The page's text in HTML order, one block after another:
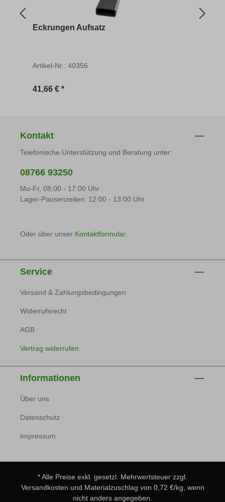
Eckrungen Aufsatz
Artikel-Nr.: 40356
Regulärer Preis:
41,66 € *
Kontakt
Telefonische Unterstützung und Beratung unter:
08766 93250
Mo-Fr, 08:00 - 17:00 Uhr
Lager-Pausenzeiten: 12:00 - 13:00 Uhr
Oder über unser Kontaktformular.
Service
Versand & Zahlungsbedingungen
Widerrufsrecht
AGB
Vertrag widerrufen
Informationen
Über uns
Datenschutz
Impressum
* Alle Preise exkl. gesetzl. Mehrwertsteuer zzgl.
Versandkosten und Materialzuschlag von 0,72 €/kg, wenn
nicht anders angegeben.